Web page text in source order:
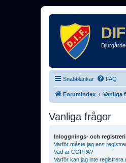
Snabblänkar FAQ
Forumindex Vanliga
Vanliga frågor
Inloggnings- och
Varför måste jag ens
Vad är COPPA?
Varför kan jag inte registrera